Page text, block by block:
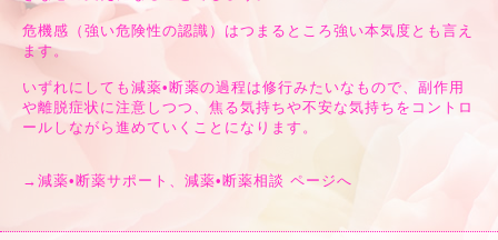
危機感（強い危険性の認識）はつまるところ強い本気度とも言え
ます。
いずれにしても減薬•断薬の過程は修行みたいなもので、副作用
や離脱症状に注意しつつ、焦る気持ちや不安な気持ちをコントロ
ールしながら進めていくことになります。
→ 減薬•断薬サポート、減薬•断薬相談 ページへ